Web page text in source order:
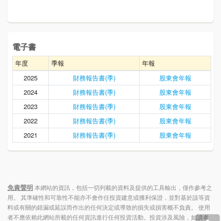
電子書
年度 季報
年報
2025
財務報告書(季)
股東會年報
2024
財務報告書(季)
股東會年報
2023
財務報告書(季)
股東會年報
2022
財務報告書(季)
股東會年報
2021
財務報告書(季) 股東會年報
免責聲明本網站的資訊，包括一切列載的資料及提供的工具輸出，僅作參考之
用。 其準確性和可靠性不能亦不會作任投資建意或獲利保證，並對基於該等資
料或有關的錯漏或延誤而作出的任何決定或導致的損失或損害概不負責。 使用
者不應依賴此網站所載的任何資訊進行任何投資活動。投資涉及風險，如讀者